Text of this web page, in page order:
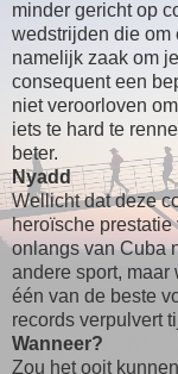
minder gericht op
wedstrijden die om
namelijk zaak om
consequent een
niet veroorloven
iets te hard te
beter.
Nyadd
Wellicht dat deze
heroïsche
onlangs van Cuba
andere sport,
één van de beste
records verpulvert
Wanneer?
Zou het ooit